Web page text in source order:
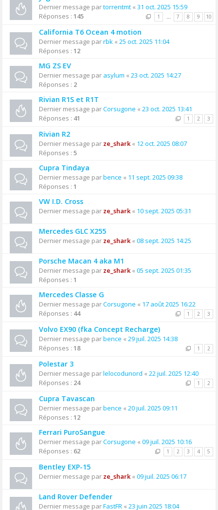
Dernier message partorrentmt « 31 oct. 2025 15:59
Réponses : 145 1 … 7 8 9 10
California T6 Ocean 4 motion
Dernier message parrbk « 25 oct. 2025 11:04
Réponses : 12
MG ZS EV
Dernier message par asylum « 23 oct. 2025 14:27
Réponses : 2
Rivian R1S et R1T
Dernier message parCorsugone « 23 oct. 2025 13:41
Réponses : 41 1 2 3
Rivian R2
Dernier message par ze_shark« 12 oct. 2025 08:07
Réponses : 5
Cupra Tindaya
Dernier message parbence « 11 sept. 2025 09:38
Réponses : 1
VW I.D. Cross
Dernier message par ze_shark« 10 sept. 2025 05:31
Mercedes GLC X255
Dernier message par ze_shark« 08 sept. 2025 14:25
Porsche Macan 4 aka M1
Dernier message par ze_shark« 05 sept. 2025 01:35
Réponses : 1
Mercedes Classe G
Dernier message parCorsugone « 17 août 2025 16:22
Réponses : 44 1 2 3
Volvo EX90 (fka Concept Recharge)
Dernier message parbence « 29 juil. 2025 14:38
Réponses : 18 1 2
Polestar 3
Dernier message parlelocodunord « 22 juil. 2025 12:40
Réponses : 24 1 2
Cupra Tavascan
Dernier message parbence « 20 juil. 2025 09:11
Réponses : 12
Ferrari PuroSangue
Dernier message parCorsugone « 09 juil. 2025 10:16
Réponses : 62 1 2 3 4 5
Bentley EXP-15
Dernier message par ze_shark« 09 juil. 2025 06:17
Land Rover Defender
Dernier message parFastFR « 23 juin 2025 18:04